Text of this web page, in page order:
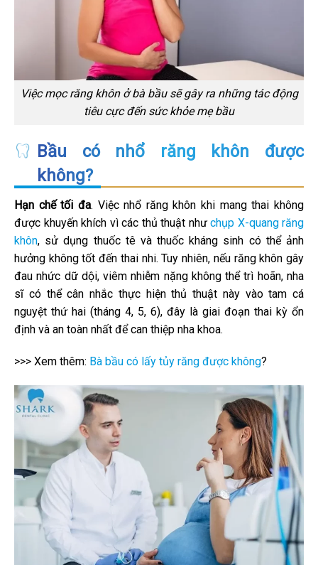
Việc mọc răng khôn ở bà bầu sẽ gây ra những tác động
tiêu cực đến sức khỏe mẹ bầu
Bầu có nhổ răng khôn được
không?
Hạn chế tối đa. Việc nhổ răng khôn khi mang thai không
được khuyến khích vì các thủ thuật như chụp X-quang răng
khôn, sử dụng thuốc tê và thuốc kháng sinh có thể ảnh
hưởng không tốt đến thai nhi. Tuy nhiên, nếu răng khôn gây
đau nhức dữ dội, viêm nhiễm nặng không thể trì hoãn, nha
sĩ có thể cân nhắc thực hiện thủ thuật này vào tam cá
nguyệt thứ hai (tháng 4, 5, 6), đây là giai đoạn thai kỳ ổn
định và an toàn nhất để can thiệp nha khoa.
>>> Xem thêm: Bà bầu có lấy tủy răng được không?